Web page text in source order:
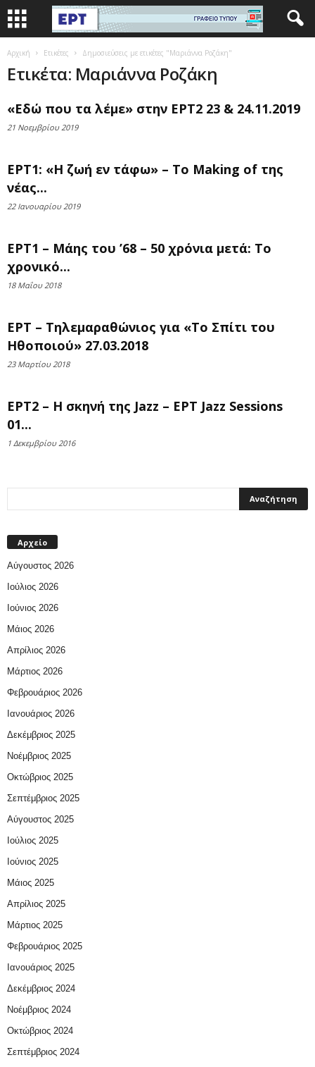
Αρχική Ετικέτες Δημοσιεύσεις με ετικέτες "Μαριάννα Ροζάκη"
Ετικέτα: Μαριάννα Ροζάκη
«Εδώ που τα λέμε» στην ΕΡΤ2 23 & 24.11.2019
21 Νοεμβρίου 2019
ΕΡΤ1: «Η ζωή εν τάφω» – Το Making of της
νέας...
22 Ιανουαρίου 2019
ΕΡΤ1 – Μάης του ’68 – 50 χρόνια μετά: Το
χρονικό...
18 Μαΐου 2018
ΕΡΤ – Τηλεμαραθώνιος για «Το Σπίτι του
Ηθοποιού» 27.03.2018
23 Μαρτίου 2018
ΕΡΤ2 – Η σκηνή της Jazz – EΡΤ Jazz Sessions
01...
1 Δεκεμβρίου 2016
Αρχείο
Αύγουστος 2026
Ιούλιος 2026
Ιούνιος 2026
Μάιος 2026
Απρίλιος 2026
Μάρτιος 2026
Φεβρουάριος 2026
Ιανουάριος 2026
Δεκέμβριος 2025
Νοέμβριος 2025
Οκτώβριος 2025
Σεπτέμβριος 2025
Αύγουστος 2025
Ιούλιος 2025
Ιούνιος 2025
Μάιος 2025
Απρίλιος 2025
Μάρτιος 2025
Φεβρουάριος 2025
Ιανουάριος 2025
Δεκέμβριος 2024
Νοέμβριος 2024
Οκτώβριος 2024
Σεπτέμβριος 2024